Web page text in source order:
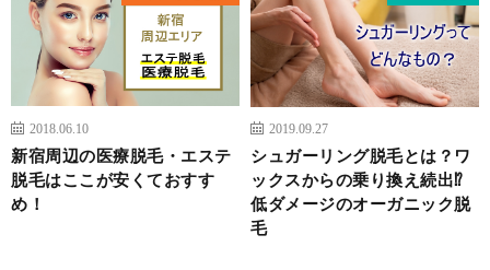
2018.06.10
新宿周辺の医療脱毛・エステ
脱毛はここが安くておすす
め！
2019.09.27
シュガーリング脱毛とは？ワ
ックスからの乗り換え続出⁉
低ダメージのオーガニック脱
毛